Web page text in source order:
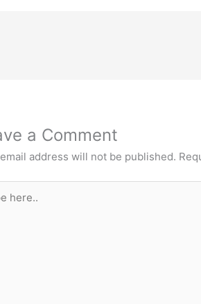
a Comment
address will not be published.